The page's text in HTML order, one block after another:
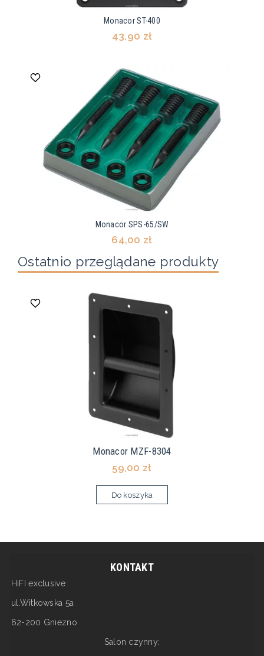
Monacor ST-400
43,90 zł
Monacor SPS-65/SW
64,00 zł
Ostatnio przeglądane produkty
Monacor MZF-8304
59,00 zł
Do koszyka
KONTAKT
HiFI exclusive
ul.Witkowska 5a
62-200 Gniezno
Salon czynny: